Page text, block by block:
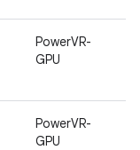
PowerVR-
GPU
PowerVR-
GPU